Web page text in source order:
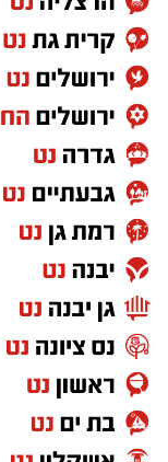
וילדים
וילדים
(גילאי 16+)
וילדים
לפרטים נוספים
והרשמה: